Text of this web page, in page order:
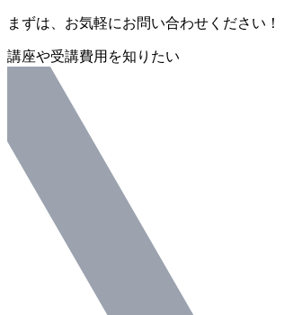
まずは、お気軽にお問い合わせください！
講座や受講費用を知りたい